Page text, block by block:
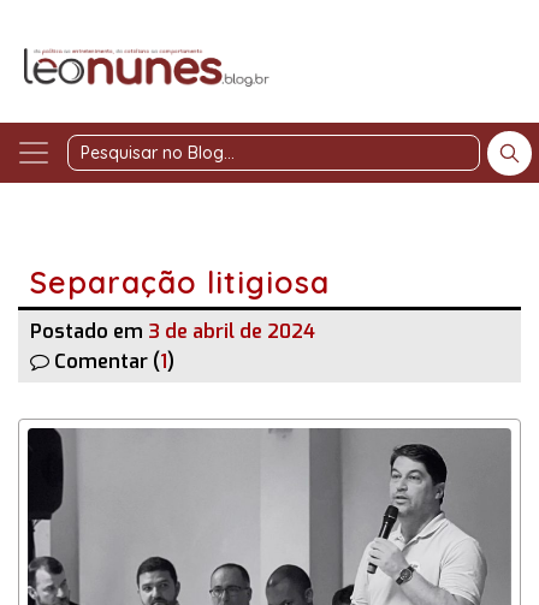
Pesquisar
Separação litigiosa
Postado em 3 de abril de 2024
Comentar (1)